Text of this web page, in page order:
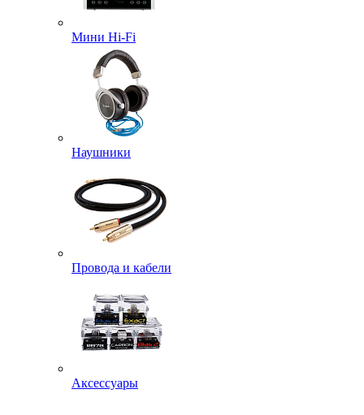
Мини Hi-Fi
Наушники
Провода и кабели
Аксессуары